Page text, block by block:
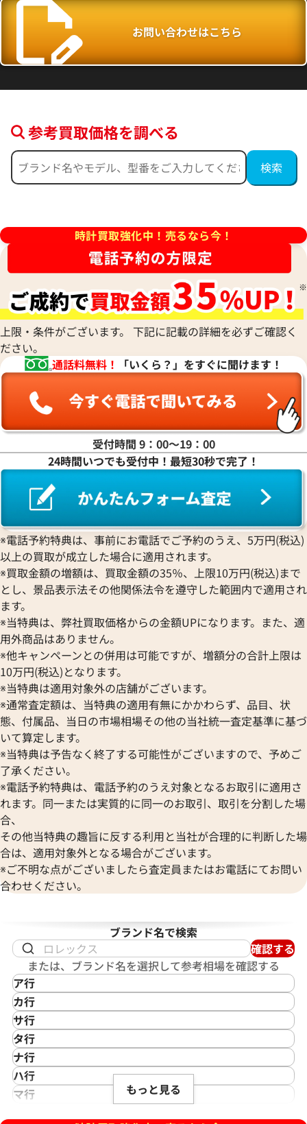
金時計 1-500
合わせください
電話で聞く
ヴェルサーチ アトリエ リミ
ション 138020B
参考買取価格
価格はお問い合わせください
電話で聞く
金時計
格
合わせください
電話で聞く
ヴェルサーチ コインウォッチ
参考買取価格
価格はお問い合わせください
電話で聞く
8008006
格
電話で聞く
ヴェルサーチ 008/150
参考買取価格
電話で聞く
お問い合わせはこちら
参考買取価格を調べる
時計買取強化中！売るなら今！
上限・条件がございます。 下記に記載の詳細を必ずご確認く
ださい。
通話料無料！
「いくら？」をすぐに聞けます！
受付時間 9：00〜19：00
24時間いつでも受付中！最短30秒で完了！
※電話予約特典は、事前にお電話でご予約のうえ、5万円(税込)
以上の買取が成立した場合に適用されます。
※買取金額の増額は、買取金額の35％、上限10万円(税込)まで
とし、景品表示法その他関係法令を遵守した範囲内で適用され
ます。
※当特典は、弊社買取価格からの金額UPになります。また、適
用外商品はありません。
※他キャンペーンとの併用は可能ですが、増額分の合計上限は
10万円(税込)となります。
※当特典は適用対象外の店舗がございます。
※通常査定額は、当特典の適用有無にかかわらず、品目、状
態、付属品、当日の市場相場その他の当社統一査定基準に基づ
いて算定します。
※当特典は予告なく終了する可能性がございますので、予めご
了承ください。
※電話予約特典は、電話予約のうえ対象となるお取引に適用さ
れます。同一または実質的に同一のお取引、取引を分割した場
合、
その他当特典の趣旨に反する利用と当社が合理的に判断した場
合は、適用対象外となる場合がございます。
※ご不明な点がございましたら査定員またはお電話にてお問い
合わせください。
ブランド名で検索
確認する
または、ブランド名を選択して参考相場を確認する
ア行
IKEPOD
アイクポッド
IWC
アイダブリューシー
Azimuth
アジムース
ANONIMO
アノーニモ
カ行
CASIO
カシオ
Cartier
カルティエ
Gaga Milano
ガガミラノ
Quinting
サ行
Saint Laurent
サンローラン
Shellman
シェルマン
CITIZEN
シチズン
タ行
TAG Heuer
タグ・ホイヤー
Daniel Roth
ダニエル・ロート
TUDOR
ナ行
NOMOS Glashütte
ノモス グラスヒュッテ
ハ行
Hamilton
マ行
もっと見る